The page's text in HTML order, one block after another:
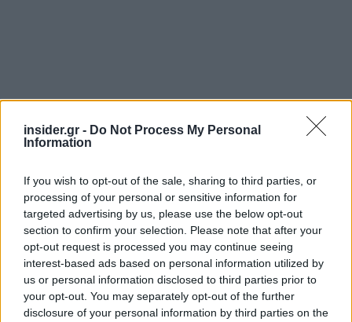
insider.gr - Do Not Process My Personal
Information
If you wish to opt-out of the sale, sharing to third parties, or
processing of your personal or sensitive information for
targeted advertising by us, please use the below opt-out
section to confirm your selection. Please note that after your
opt-out request is processed you may continue seeing
interest-based ads based on personal information utilized by
us or personal information disclosed to third parties prior to
your opt-out. You may separately opt-out of the further
disclosure of your personal information by third parties on the